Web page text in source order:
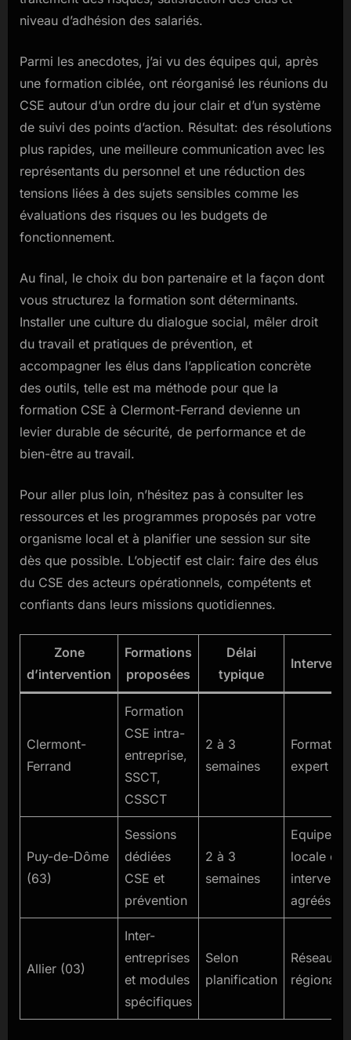
niveau d’adhésion des salariés.
Parmi les anecdotes, j’ai vu des équipes qui, après
une formation ciblée, ont réorganisé les réunions du
CSE autour d’un ordre du jour clair et d’un système
de suivi des points d’action. Résultat: des résolutions
plus rapides, une meilleure communication avec les
représentants du personnel et une réduction des
tensions liées à des sujets sensibles comme les
évaluations des risques ou les budgets de
fonctionnement.
Au final, le choix du bon partenaire et la façon dont
vous structurez la formation sont déterminants.
Installer une culture du dialogue social, mêler droit
du travail et pratiques de prévention, et
accompagner les élus dans l’application concrète
des outils, telle est ma méthode pour que la
formation CSE à Clermont-Ferrand devienne un
levier durable de sécurité, de performance et de
bien-être au travail.
Pour aller plus loin, n’hésitez pas à consulter les
ressources et les programmes proposés par votre
organisme local et à planifier une session sur site
dès que possible. L’objectif est clair: faire des élus
du CSE des acteurs opérationnels, compétents et
confiants dans leurs missions quotidiennes.
Zone
d’intervention
Formations
proposées
Délai
typique
Clermont-
Ferrand
Formation
CSE intra-
entreprise,
SSCT,
CSSCT
2 à 3
semaines
Formateur
expert
Puy-de-Dôme
(63)
Sessions
dédiées
CSE et
prévention
2 à 3
semaines
Equipe
locale et
agréés
Allier (03)
Inter-
entreprises
et modules
spécifiques
Selon
planification
Réseau
régional